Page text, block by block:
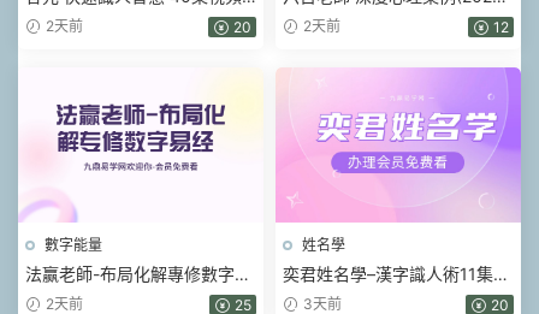
課 2天前 20
視頻16集
2天前 12
數字能量
法赢老師-布局化解專修數字易
經 80集視頻
2天前 25
姓名學
奕君姓名學–漢字識人術11集視
頻 3天前 20